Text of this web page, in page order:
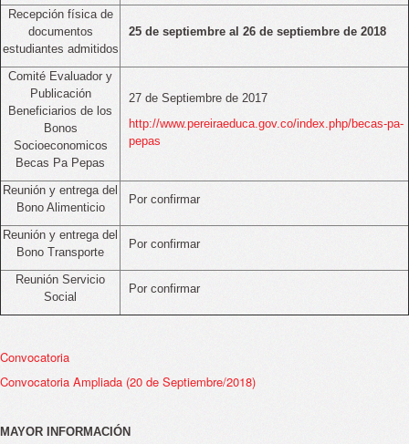
Recepción física de
documentos
estudiantes admitidos
25 de septiembre al 26 de septiembre de 2018
Comité Evaluador y
Publicación
Beneficiarios de los
Bonos
Socioeconomicos
Becas Pa Pepas
27 de Septiembre de 2017
http://www.pereiraeduca.gov.co/index.php/becas-pa-
pepas
Reunión y entrega del
Bono Alimenticio
Por confirmar
Reunión y entrega del
Bono Transporte
Por confirmar
Reunión Servicio
Social
Por confirmar
Convocatoria
Convocatoria Ampliada (20 de Septiembre/2018)
MAYOR INFORMACIÓN